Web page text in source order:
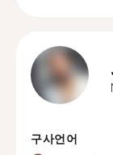
구사언어